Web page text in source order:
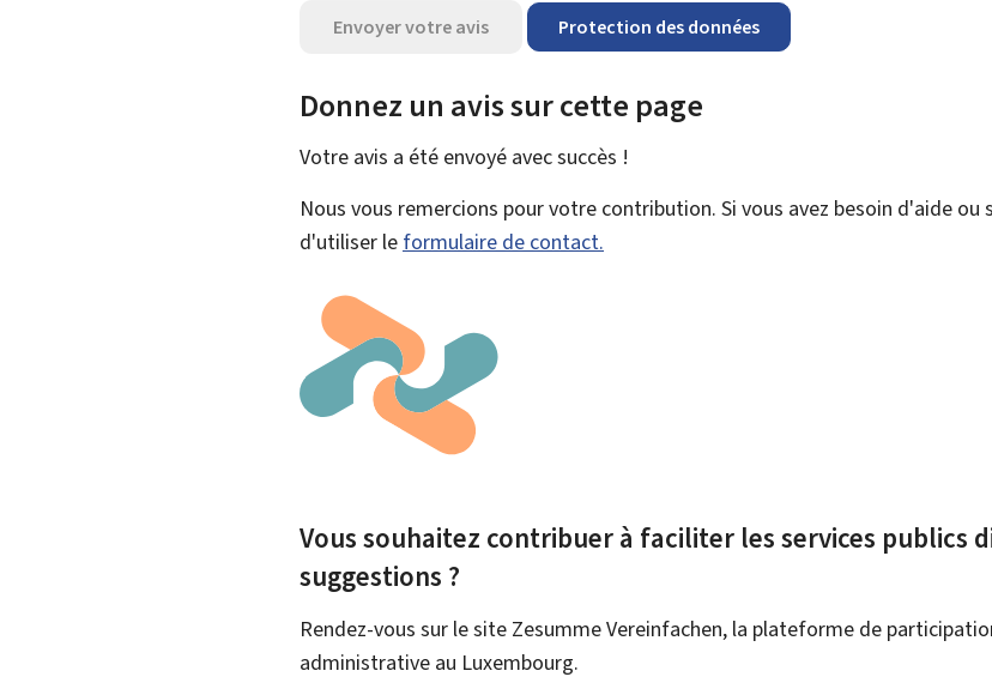
Envoyer votre avis Protection des données
Donnez un avis sur cette page
Votre avis a été envoyé avecsuccès !
Nous vous remercions pour votre contribution. Si vous avez besoin d'aide ou
d'utiliser le formulaire de contact.
Vous souhaitez contribuer à faciliter les services publics
suggestions ?
Rendez-vous sur le site Zesumme Vereinfachen, la plateforme de
administrative au Luxembourg.